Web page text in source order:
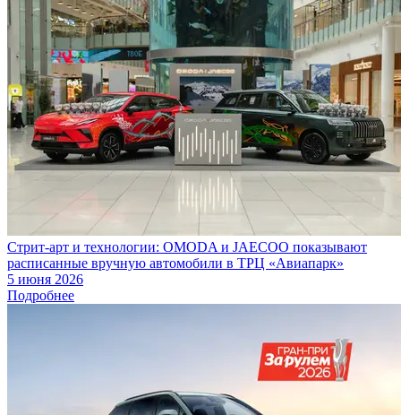
Стрит-арт и технологии: OMODA и JAECOO показывают
расписанные вручную автомобили в ТРЦ «Авиапарк»
5 июня 2026
Подробнее